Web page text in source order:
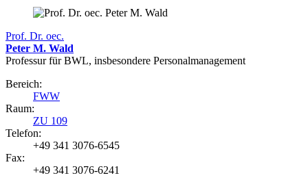
Prof. Dr. oec.
Peter M. Wald
Professur für BWL, insbesondere Personalmanagement
Bereich:
FWW
Raum:
ZU 109
Telefon:
+49 341 3076-6545
Fax:
+49 341 3076-6241